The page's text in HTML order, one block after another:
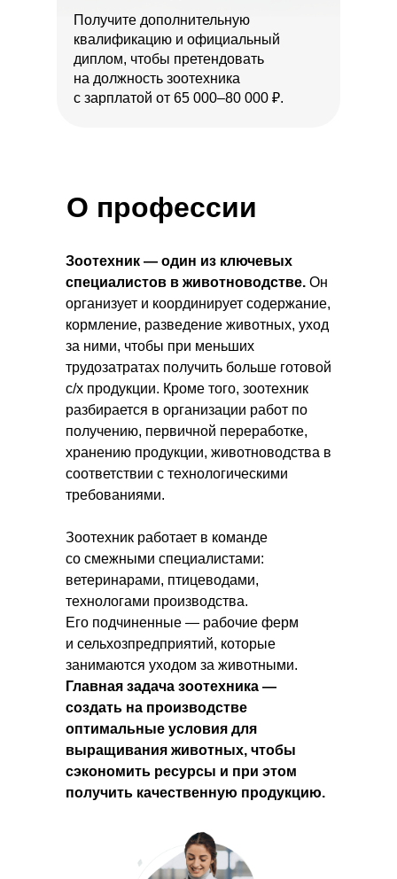
Получите дополнительную
квалификацию и официальный
диплом, чтобы претендовать
на должность зоотехника
с зарплатой от 65 000–80 000 ₽.
О профессии
Зоотехник — один из ключевых
специалистов в животноводстве. Он
организует и координирует содержание,
кормление, разведение животных, уход
за ними, чтобы при меньших
трудозатратах получить больше готовой
с/х продукции. Кроме того, зоотехник
разбирается в организации работ по
получению, первичной переработке,
хранению продукции, животноводства в
соответствии с технологическими
требованиями.
Зоотехник работает в команде
со смежными специалистами:
ветеринарами, птицеводами,
технологами производства.
Его подчиненные — рабочие ферм
и сельхозпредприятий, которые
занимаются уходом за животными.
Главная задача зоотехника —
создать на производстве
оптимальные условия для
выращивания животных, чтобы
сэкономить ресурсы и при этом
получить качественную продукцию.